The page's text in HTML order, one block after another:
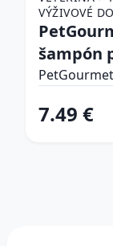
VÝŽIVOVÉ
PRE PSY
šampón
psy
PetGourmet
7.49 €